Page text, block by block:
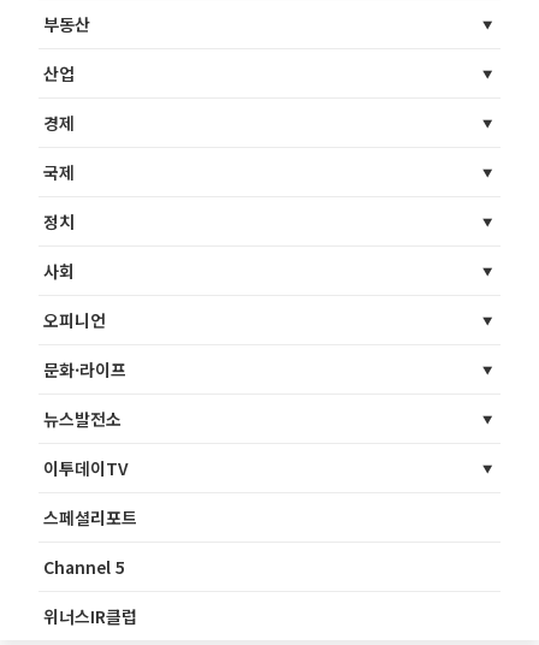
부동산
산업
경제
국제
정치
사회
오피니언
문화·라이프
뉴스발전소
이투데이TV
스페셜리포트
Channel 5
위너스IR클럽